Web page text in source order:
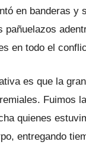
en banderas y
en todo el
es que la
Fuimos
quienes
entregando